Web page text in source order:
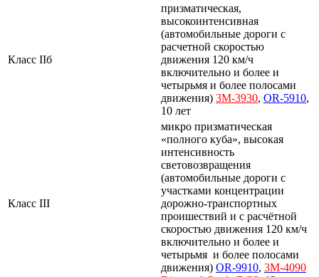
Класс IIб
призматическая,
высокоинтенсивная
(автомобильные дороги с
расчетной скоростью
движения 120 км/ч
включительно и более и
четырьмя и более полосами
движения) 3M-3930, OR-5910,
10 лет
Класс III
микро призматическая
«полного куба», высокая
интенсивность
световозвращения
(автомобильные дороги с
участками концентрации
дорожно-транспортных
проишествий и с расчётной
скоростью движения 120 км/ч
включительно и более и
четырьмя и более полосами
движения) OR-9910, 3M-4090